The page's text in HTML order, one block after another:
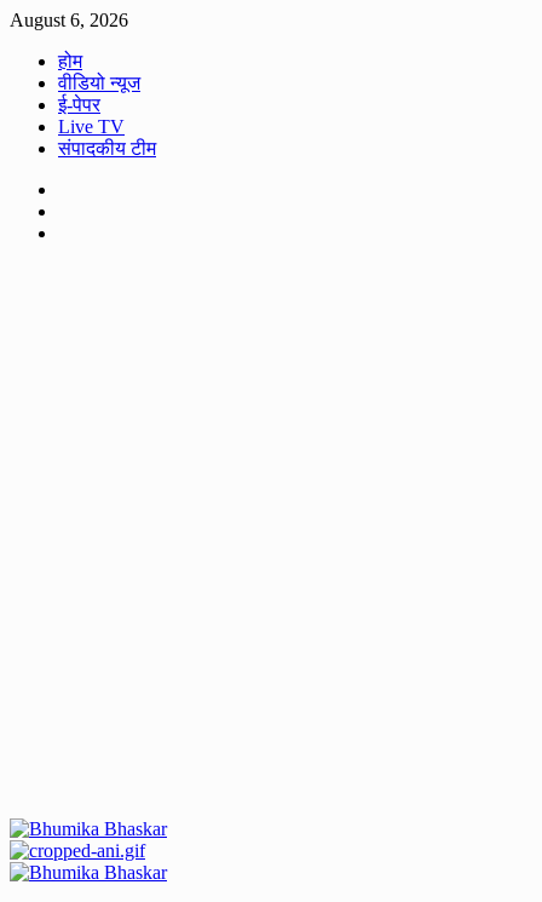
Skip
content
August 6, 2026
होम
वीडियो न्यूज
ई-पेपर
Live TV
संपादकीय टीम
Primary